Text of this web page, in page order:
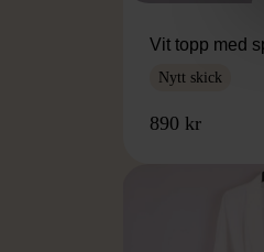
Vit topp med
Nytt skick
890 kr